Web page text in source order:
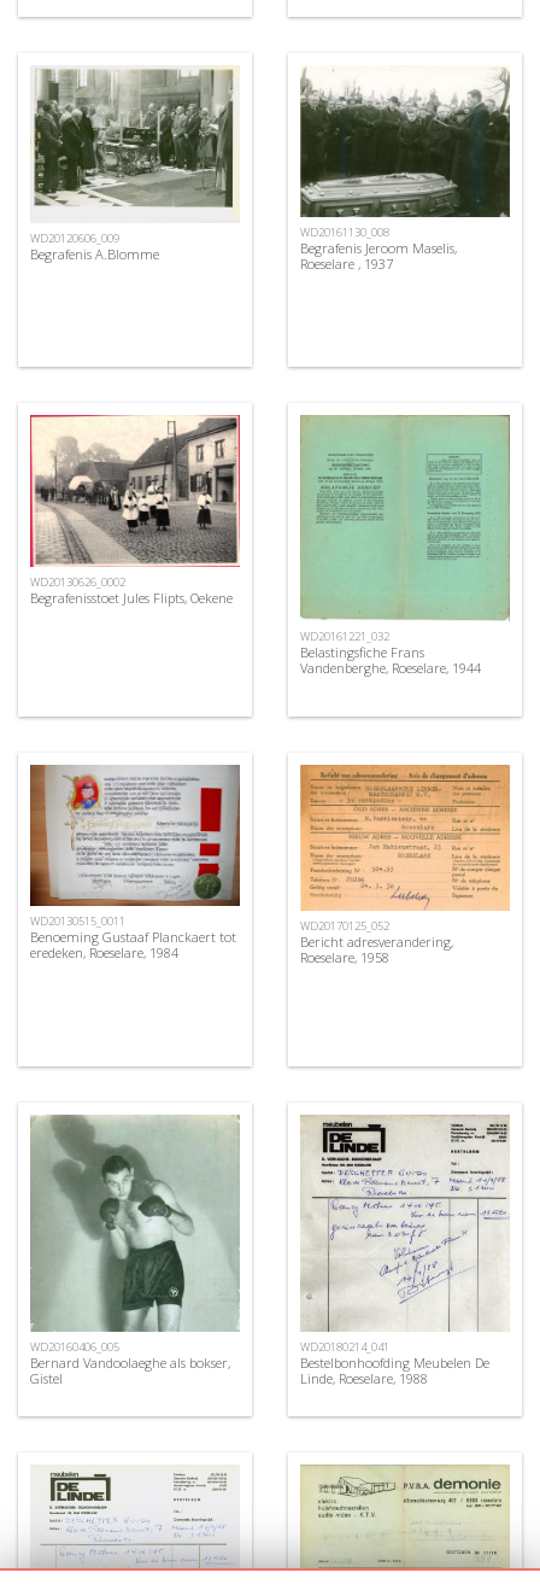
WD20120606_009
Begrafenis A.Blomme
WD20161130_008
Begrafenis Jeroom Maselis,
Roeselare , 1937
WD20130626_0002
Begrafenisstoet Jules Flipts, Oekene
WD20161221_032
Belastingsfiche Frans
Vandenberghe, Roeselare, 1944
WD20130515_0011
Benoeming Gustaaf Planckaert tot
eredeken, Roeselare, 1984
WD20170125_052
Bericht adresverandering,
Roeselare, 1958
WD20160406_005
Bernard Vandoolaeghe als bokser,
Gistel
WD20180214_041
Bestelbonhoofding Meubelen De
Linde, Roeselare, 1988